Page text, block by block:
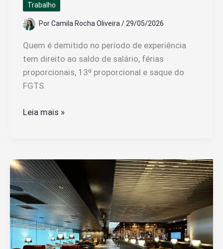
Trabalho
PorCamila Rocha Oliveira/ 29/05/2026
Quem é demitido no período de experiência
tem direito ao saldo de salário, férias
proporcionais, 13º proporcional e saque do
FGTS.
Quais
De
Quem
Foi
Demitido
Durante
O
Período
Leia mais »